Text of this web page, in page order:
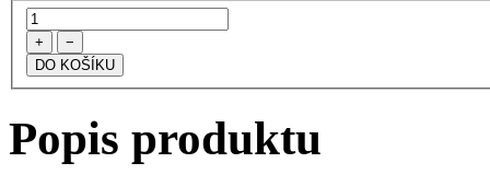
+ −
Popis produktu